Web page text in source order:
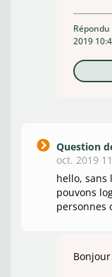
Répondu
2019
Question
oct. 2019
hello, sans
pouvons
personnes